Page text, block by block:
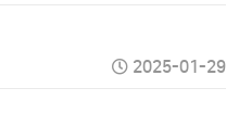
2025-01-29